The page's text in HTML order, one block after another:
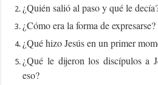
¿Quién salió al paso y qué le
¿Cómo era la forma de expresarse?
¿Qué hizo Jesús en un primer
¿Qué le dijeron los discípulos a
eso?